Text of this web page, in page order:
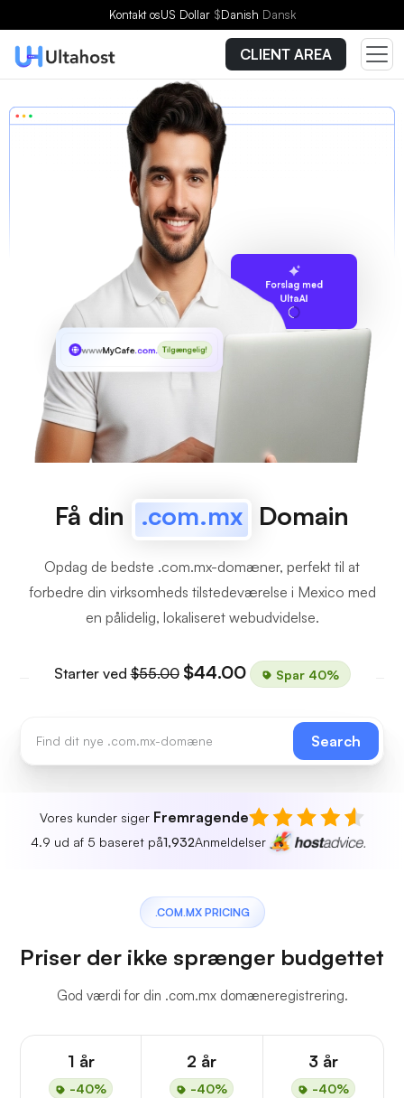
Kontakt osUS Dollar $Danish Dansk
CLIENT AREA
Forslag med
UltaAI
wwwMyCafe.com.mxTilgængelig!
Få din .com.mx Domain
Opdag de bedste .com.mx-domæner, perfekt til at
forbedre din virksomheds tilstedeværelse i Mexico med
en pålidelig, lokaliseret webudvidelse.
Starter ved$55.00 $44.00 Spar 40%
Search
Vores kunder siger Fremragende
4.9 ud af 5 baseret på1,932Anmeldelser
.COM.MX PRICING
Priser der ikke sprænger budgettet
God værdi for din .com.mx domæneregistrering.
1 år
-40%
2 år
-40%
3 år
-40%